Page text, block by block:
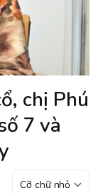
chị Phú
7 và